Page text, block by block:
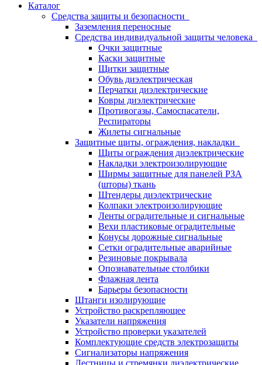
Каталог
Средства защиты и безопасности
Заземления переносные
Средства индивидуальной защиты человека
Очки защитные
Каски защитные
Щитки защитные
Обувь диэлектрическая
Перчатки диэлектрические
Ковры диэлектрические
Противогазы, Самоспасатели,
Респираторы
Жилеты сигнальные
Защитные щиты, ограждения, накладки
Щиты ограждения диэлектрические
Накладки электроизолирующие
Ширмы защитные для панелей РЗА
(шторы) ткань
Штендеры диэлектрические
Колпаки электроизолирующие
Ленты оградительные и сигнальные
Вехи пластиковые оградительные
Конусы дорожные сигнальные
Сетки оградительные аварийные
Резиновые покрывала
Опознавательные столбики
Флажная лента
Барьеры безопасности
Штанги изолирующие
Устройство раскрепляющее
Указатели напряжения
Устройство проверки указателей
Комплектующие средств электрозащиты
Сигнализаторы напряжения
Лестницы и стремянки диэлектрические